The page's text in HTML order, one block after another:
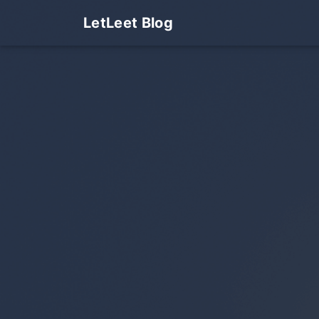
LetLeet Blog